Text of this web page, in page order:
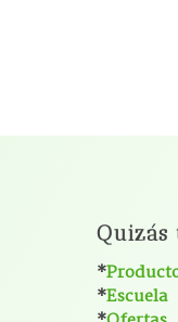
Quizás
*
*Escuela